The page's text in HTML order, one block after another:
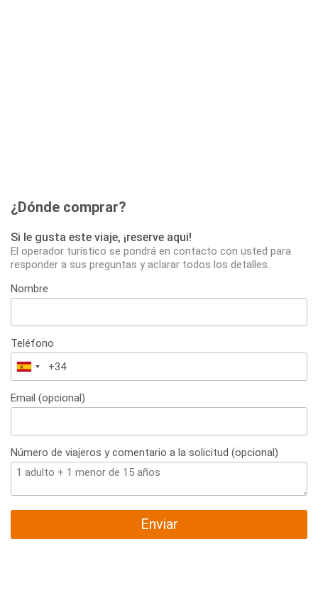
¿Dónde comprar?
Si le gusta este viaje, ¡reserve aqui!
El operador turístico se pondrá en contacto con usted para
responder a sus preguntas y aclarar todos los detalles.
Nombre
Teléfono
España
+34
Email (opcional)
Número de viajeros y comentario a la solicitud (opcional)
Enviar